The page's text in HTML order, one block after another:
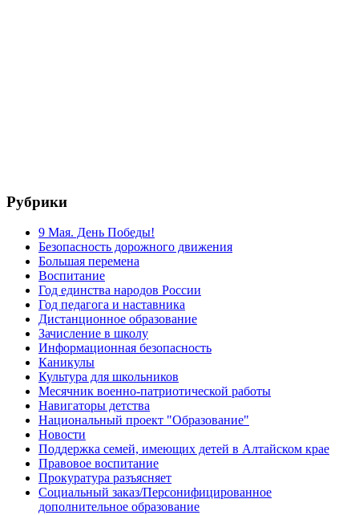
Рубрики
9 Мая. День Победы!
Безопасность дорожного движения
Большая перемена
Воспитание
Год единства народов России
Год педагога и наставника
Дистанционное образование
Зачисление в школу
Информационная безопасность
Каникулы
Культура для школьников
Месячник военно-патриотической работы
Навигаторы детства
Национальный проект "Образование"
Новости
Поддержка семей, имеющих детей в Алтайском крае
Правовое воспитание
Прокуратура разъясняет
Социальный заказ/Персонифицированное
дополнительное образование